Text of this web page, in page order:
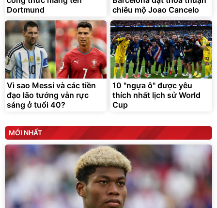
G-FORCE VIETNA
Dortmund
chiêu mộ Joao Cancelo
Vì sao Messi và các tiền
đạo lão tướng vẫn rực
sáng ở tuổi 40?
10 "ngựa ô" được yêu
thích nhất lịch sử World
Cup
MỚI NHẤT